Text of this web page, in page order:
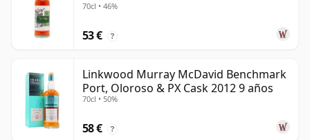
70cl • 46%
53 € ?
Linkwood Murray McDavid Benchmark
Port, Oloroso & PX Cask 2012 9 años
70cl • 50%
58 € ?